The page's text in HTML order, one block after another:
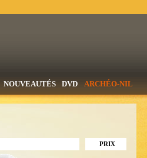
NOUVEAUTÉS DVD ARCHÉO-NIL
PRIX